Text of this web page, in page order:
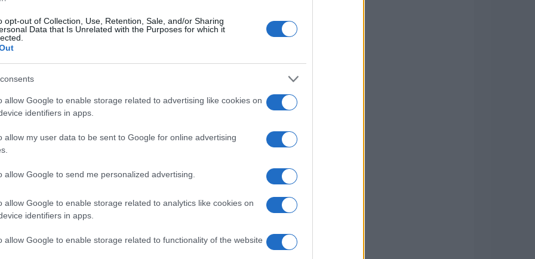
opt-out of Collection, Use, Retention, Sale, and/or Sharing
Data that Is Unrelated with the Purposes for which it
allow Google to enable storage related to advertising like cookies on
identifiers in apps.
allow my user data to be sent to Google for online advertising
allow Google to send me personalized advertising.
allow Google to enable storage related to analytics like cookies on
identifiers in apps.
allow Google to enable storage related to functionality of the website
: pour ceux qui sont déjà les heureux propriétaires
“kitMonsterArt ”, un accessoire génial se
de carénage et couvre-selle pour tous les
selon Ducati (à conditions d’avoir un peu de
sonMonster696.
“
prix final de 8 390€, vous pouvez choisir un des
Vivo et Oro Puro pour lesquels la majoration
de base.
le “kit Monster
” comme accessoire (se
de carénage et couvre-selle) au prix de 499
et Oro Puro) pour changer de couleur à son